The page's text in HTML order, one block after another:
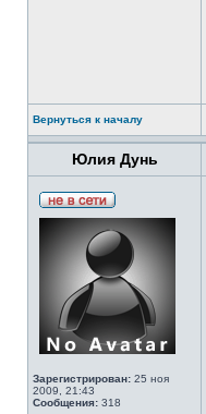
Вернуться к началу
Юлия Дунь
Зарегистрирован: 25 ноя
2009, 21:43
Сообщения: 318